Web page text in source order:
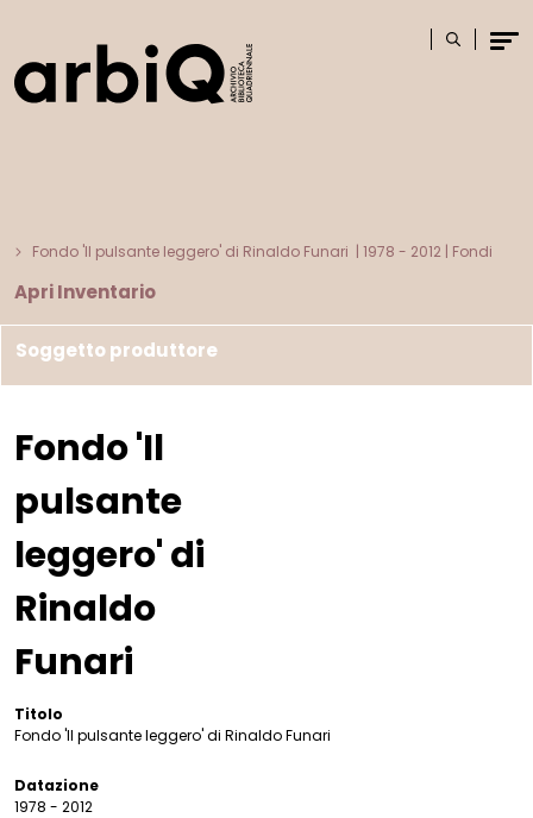
Cerca
Fondo 'Il pulsante leggero' di Rinaldo Funari | 1978 - 2012 | Fondi
Apri Inventario
Soggetto produttore
Fondo 'Il
pulsante
leggero' di
Rinaldo
Funari
Titolo
Fondo 'Il pulsante leggero' di Rinaldo Funari
Datazione
1978 - 2012